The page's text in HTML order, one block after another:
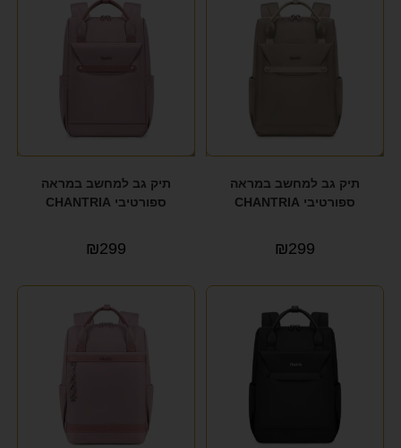
תיק גב למחשב במראה
ספורטיבי CHANTRIA
₪299
תיק גב למחשב במראה
ספורטיבי CHANTRIA
₪299